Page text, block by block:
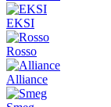
EKSI
Rosso
Alliance